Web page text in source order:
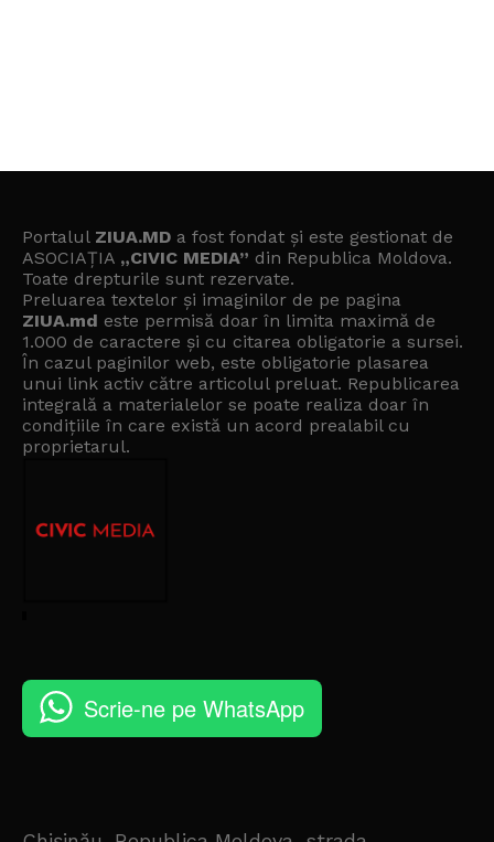
Portalul ZIUA.MD a fost fondat și este gestionat de
ASOCIAȚIA „CIVIC MEDIA” din Republica Moldova.
Toate drepturile sunt rezervate.
Preluarea textelor și imaginilor de pe pagina
ZIUA.md este permisă doar în limita maximă de
1.000 de caractere și cu citarea obligatorie a sursei.
În cazul paginilor web, este obligatorie plasarea
unui link activ către articolul preluat. Republicarea
integrală a materialelor se poate realiza doar în
condițiile în care există un acord prealabil cu
proprietarul.
Scrie-ne pe WhatsApp